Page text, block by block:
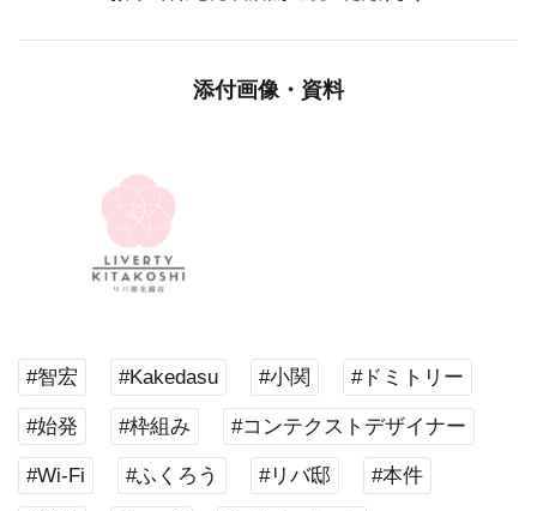
添付画像・資料
#智宏 #Kakedasu #小関 #ドミトリー
#始発 #枠組み #コンテクストデザイナー
#Wi-Fi #ふくろう #リバ邸 #本件